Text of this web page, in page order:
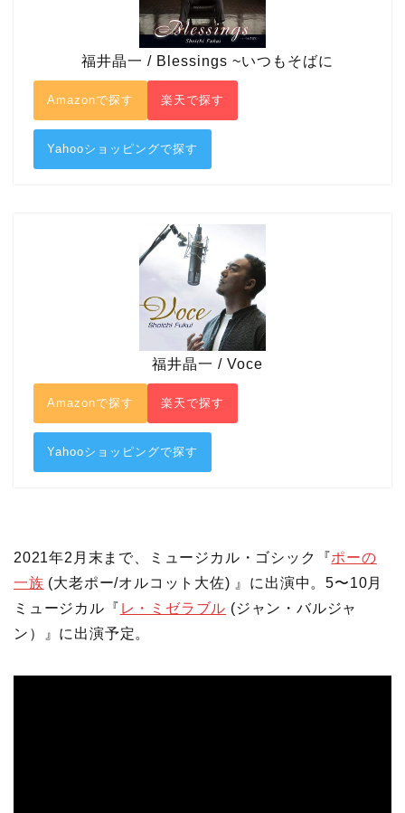
福井晶一 / Blessings ~いつもそばに
Amazonで探す 楽天で探す
Yahooショッピングで探す
福井晶一 / Voce
Amazonで探す 楽天で探す
Yahooショッピングで探す
2021年2月末まで、ミュージカル・ゴシック『ポーの
一族 (大老ポー/オルコット大佐) 』に出演中。5〜10月
ミュージカル『 レ・ミゼラブル (ジャン・バルジャ
ン）』に出演予定。